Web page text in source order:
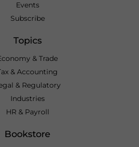
Events
Subscribe
Topics
& Trade
& Accounting
& Regulatory
Industries
HR & Payroll
Bookstore